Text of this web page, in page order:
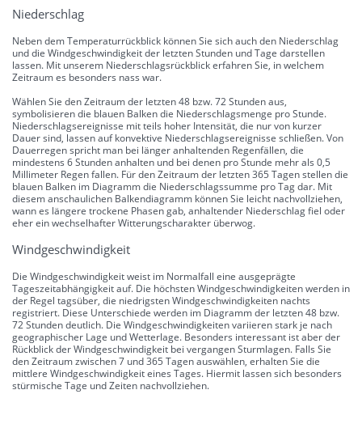
Niederschlag
Neben dem Temperaturrückblick können Sie sich auch den Niederschlag
und die Windgeschwindigkeit der letzten Stunden und Tage darstellen
lassen. Mit unserem Niederschlagsrückblick erfahren Sie, in welchem
Zeitraum es besonders nass war.
Wählen Sie den Zeitraum der letzten 48 bzw. 72 Stunden aus,
symbolisieren die blauen Balken die Niederschlagsmenge pro Stunde.
Niederschlagsereignisse mit teils hoher Intensität, die nur von kurzer
Dauer sind, lassen auf konvektive Niederschlagsereignisse schließen. Von
Dauerregen spricht man bei länger anhaltenden Regenfällen, die
mindestens 6 Stunden anhalten und bei denen pro Stunde mehr als 0,5
Millimeter Regen fallen. Für den Zeitraum der letzten 365 Tagen stellen die
blauen Balken im Diagramm die Niederschlagssumme pro Tag dar. Mit
diesem anschaulichen Balkendiagramm können Sie leicht nachvollziehen,
wann es längere trockene Phasen gab, anhaltender Niederschlag fiel oder
eher ein wechselhafter Witterungscharakter überwog.
Windgeschwindigkeit
Die Windgeschwindigkeit weist im Normalfall eine ausgeprägte
Tageszeitabhängigkeit auf. Die höchsten Windgeschwindigkeiten werden in
der Regel tagsüber, die niedrigsten Windgeschwindigkeiten nachts
registriert. Diese Unterschiede werden im Diagramm der letzten 48 bzw.
72 Stunden deutlich. Die Windgeschwindigkeiten variieren stark je nach
geographischer Lage und Wetterlage. Besonders interessant ist aber der
Rückblick der Windgeschwindigkeit bei vergangen Sturmlagen. Falls Sie
den Zeitraum zwischen 7 und 365 Tagen auswählen, erhalten Sie die
mittlere Windgeschwindigkeit eines Tages. Hiermit lassen sich besonders
stürmische Tage und Zeiten nachvollziehen.